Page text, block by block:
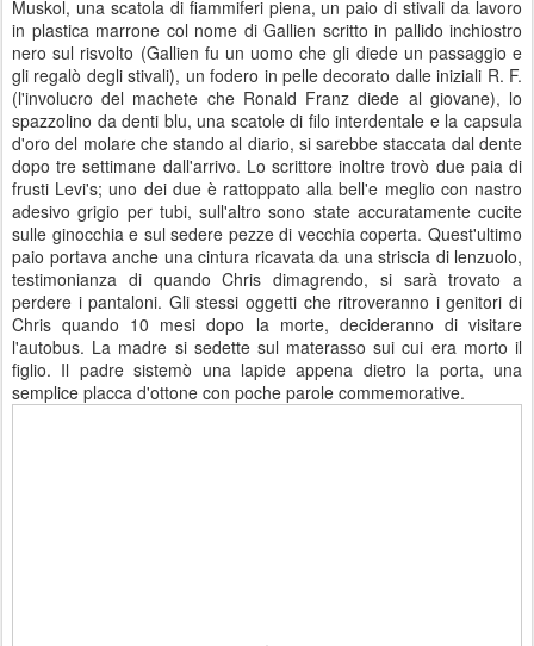
Muskol, una scatola di fiammiferi piena, un paio di stivali da lavoro
in plastica marrone col nome di Gallien scritto in pallido inchiostro
nero sul risvolto (Gallien fu un uomo che gli diede un passaggio e
gli regalò degli stivali), un fodero in pelle decorato dalle iniziali R. F.
(l'involucro del machete che Ronald Franz diede al giovane), lo
spazzolino da denti blu, una scatole di filo interdentale e la capsula
d'oro del molare che stando al diario, si sarebbe staccata dal dente
dopo tre settimane dall'arrivo. Lo scrittore inoltre trovò due paia di
frusti Levi's; uno dei due è rattoppato alla bell'e meglio con nastro
adesivo grigio per tubi, sull'altro sono state accuratamente cucite
sulle ginocchia e sul sedere pezze di vecchia coperta. Quest'ultimo
paio portava anche una cintura ricavata da una striscia di lenzuolo,
testimonianza di quando Chris dimagrendo, si sarà trovato a
perdere i pantaloni. Gli stessi oggetti che ritroveranno i genitori di
Chris quando 10 mesi dopo la morte, decideranno di visitare
l'autobus. La madre si sedette sul materasso sui cui era morto il
figlio. Il padre sistemò una lapide appena dietro la porta, una
semplice placca d'ottone con poche parole commemorative.